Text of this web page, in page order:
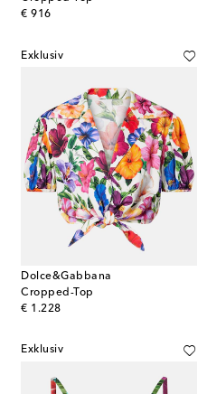
€ 916
original price
Exklusiv
Dolce&Gabbana
Cropped-Top
€ 1.228
original price
Exklusiv